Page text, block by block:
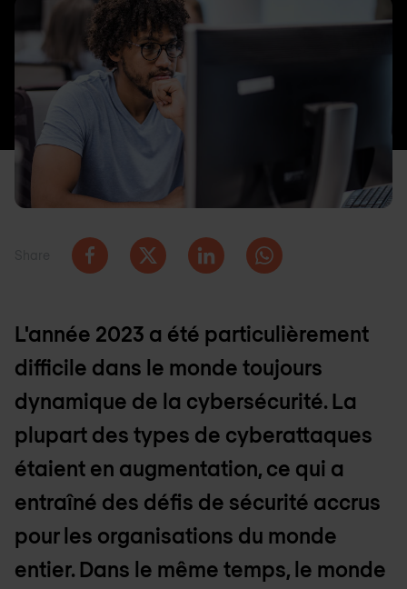
L'année 2023 a été particulièrement
difficile dans le monde toujours
dynamique de la cybersécurité. La
plupart des types de cyberattaques
étaient en augmentation, ce qui a
entraîné des défis de sécurité accrus
pour les organisations du monde
entier. Dans le même temps, le monde